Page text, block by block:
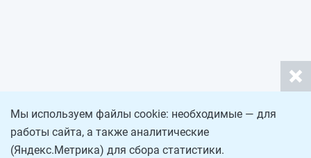
Мы используем файлы cookie: необходимые — для
работы сайта, а также аналитические
(Яндекс.Метрика) для сбора статистики.